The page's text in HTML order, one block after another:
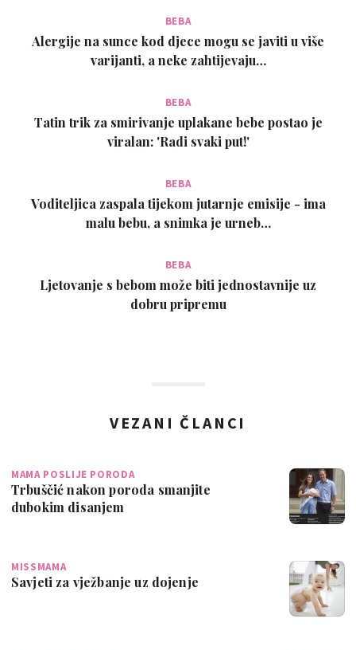
BEBA
Alergije na sunce kod djece mogu se javiti u više
varijanti, a neke zahtijevaju…
BEBA
Tatin trik za smirivanje uplakane bebe postao je
viralan: 'Radi svaki put!'
BEBA
Voditeljica zaspala tijekom jutarnje emisije - ima
malu bebu, a snimka je urneb…
BEBA
Ljetovanje s bebom može biti jednostavnije uz
dobru pripremu
VEZANI ČLANCI
MAMA POSLIJE PORODA
Trbuščić nakon poroda smanjite
dubokim disanjem
MISSMAMA
Savjeti za vježbanje uz dojenje